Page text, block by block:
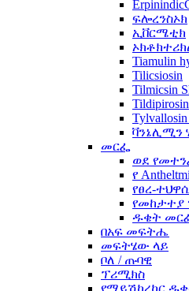
ፍሎረንስኦክ
ኢቨርሜቲክ
Tiamulin
Tilicsiosin
Tilmicsin
Tildipirosin
ቫንኔሊሚን
መርፌ
ወደ
የ
የፀረ-
የመከታተያ
ዱቄት
በአፍ መፍትሔ
መፍትሄው ላይ
ቦለ / ጡባዊ
ፕሪሚክስ
የማይሽከረከር